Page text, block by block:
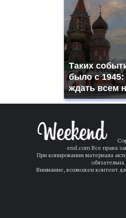
увековечить наследие Юрия
Цифровой фундамент:
союз строителей поддержат
строительной отрасли
Таких
было с 1945:
ждать всем
end.com Все права
При копировании материала
обязательна.
Внимание, возможен контент